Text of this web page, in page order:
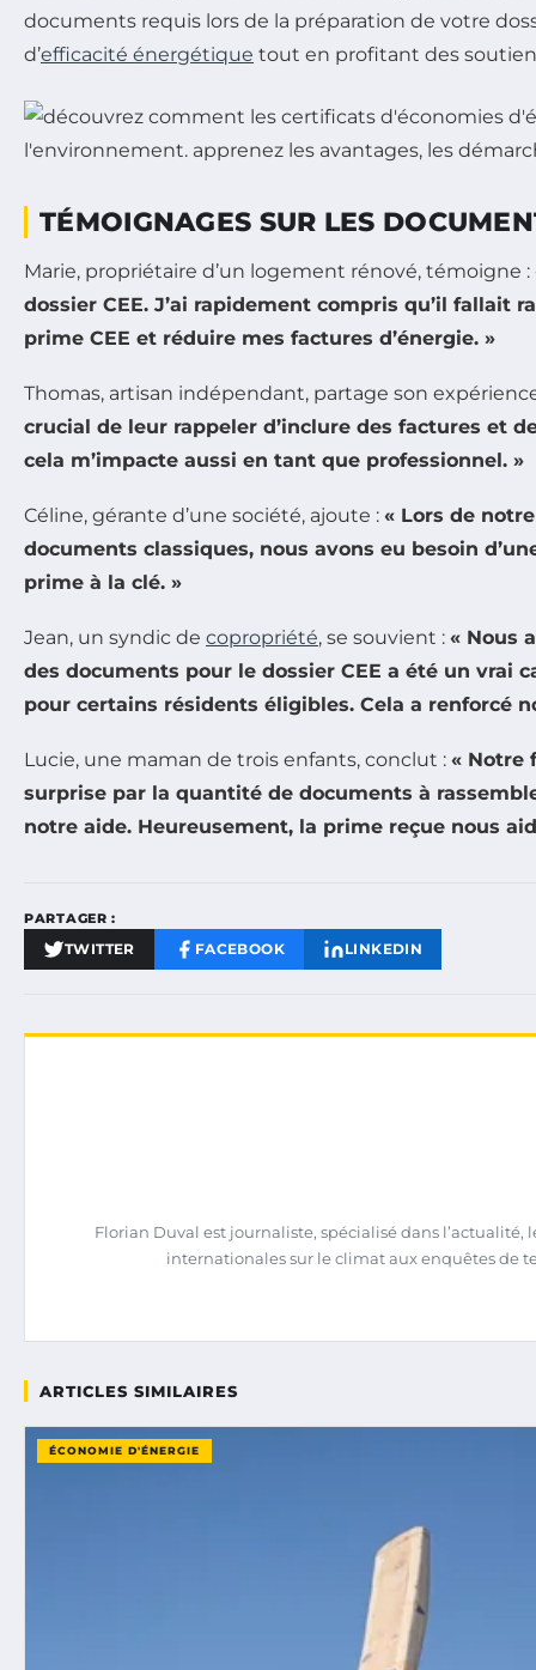
documents requis lors de la préparation de votre
d’efficacité énergétique tout en profitant des
TÉMOIGNAGES SUR LES
Marie, propriétaire d’un logement rénové, témoigne :
dossier CEE. J’ai rapidement compris qu’il fallait
prime CEE et réduire mes factures d’énergie. »
Thomas, artisan indépendant, partage son
crucial de leur rappeler d’inclure des factures et
cela m’impacte aussi en tant que professionnel. »
Céline, gérante d’une société, ajoute : « Lors de
documents classiques, nous avons eu besoin
prime à la clé. »
Jean, un syndic de copropriété, se souvient : « Nous
des documents pour le dossier CEE a été un vrai
pour certains résidents éligibles. Cela a renforcé
Lucie, une maman de trois enfants, conclut : « Notre
surprise par la quantité de documents à
notre aide. Heureusement, la prime reçue nous
PARTAGER :
TWITTER FACEBOOK LINKEDIN
Florian Duval est journaliste, spécialisé dans
internationales sur le climat aux enquêtes de
ARTICLES SIMILAIRES
ÉCONOMIE D'ÉNERGIE